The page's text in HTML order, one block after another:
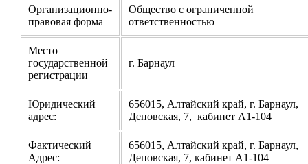
Организационно-
правовая форма
Общество с ограниченной
ответственностью
Место
государственной
регистрации
г. Барнаул
Юридический
адрес:
656015, Алтайский край, г. Барнаул,
Деповская, 7, кабинет А1-104
Фактический
Адрес:
656015, Алтайский край, г. Барнаул,
Деповская, 7, кабинет А1-104